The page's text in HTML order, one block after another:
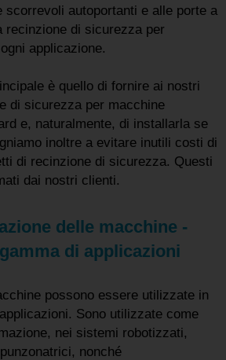
scorrevoli autoportanti e alle porte a
recinzione di sicurezza per
applicazione.
è quello di fornire ai nostri
di sicurezza per macchine
e, naturalmente, di installarla se
inoltre a evitare inutili costi di
di recinzione di sicurezza. Questi
dai nostri clienti.
delle macchine -
di applicazioni
possono essere utilizzate in
Sono utilizzate come
nei sistemi robotizzati,
nonché